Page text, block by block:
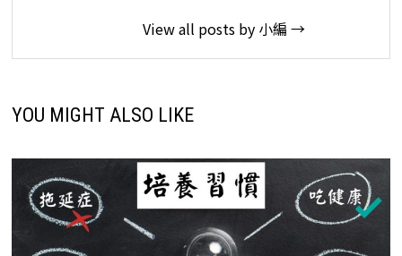
View all posts by 小編 →
YOU MIGHT ALSO LIKE